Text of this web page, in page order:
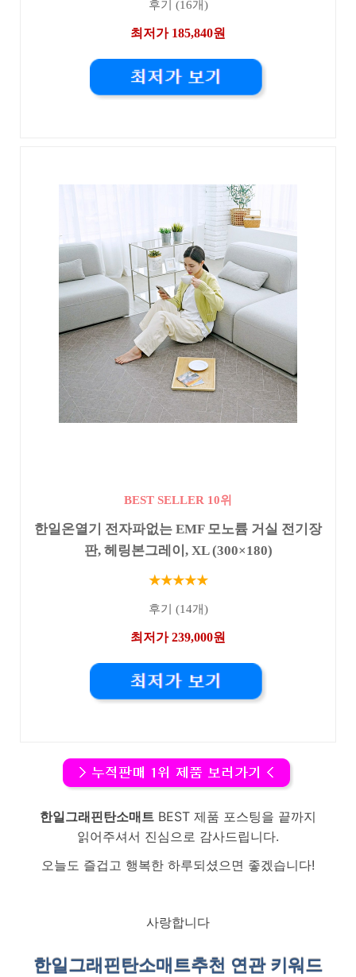
후기 (16개)
최저가 185,840원
BEST SELLER 10위
한일온열기 전자파없는 EMF 모노륨 거실 전기장
판, 헤링본그레이, XL (300×180)
★★★★★
후기 (14개)
최저가 239,000원
한일그래핀탄소매트 BEST 제품 포스팅을 끝까지
읽어주셔서 진심으로 감사드립니다.
오늘도 즐겁고 행복한 하루되셨으면 좋겠습니다!
사랑합니다
한일그래핀탄소매트추천 연관 키워드